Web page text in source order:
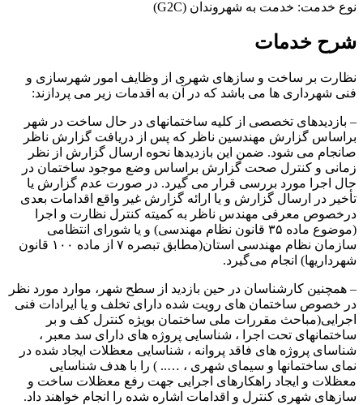
نوع خدمت: خدمت به شهروندان (G2C)
شرح خدمات
نظارت بر ساخت و سازهای شهری از وظایف امور شهرسازی و
فنی شهرداری ها می باشد که در آن به اقدمات زیر می پردازند:
– بازدیدهای تخصصی از کلیه ساختمانهای در حال ساخت در شهر
براساس گزارش مهندسین ناظر که پس از دریافت گزارش ناظر
صانجام می شود. ضمن این بازدیدها نحوه ارسال گزارش از نظر
زمانی و کنترل صحت گزارش براساس وضع موجود ساختمان در
حال اجرا مورد بررسی قرار می گیرد. در صورت عدم گزارش یا
تأخیر در ارسال گزارش و یا ارائه گزارش غیر واقع اقدامات بعدی
درخصوص معرفی مهندس ناظر به کمیته کنترل نظارت و اجرا
(موضوع ماده ۳۵ قانون نظام مهندسی) و یا شورای انتظامی
سازمان نظام مهندسی استان(مطابق تبصره ۷ از ماده ۱۰۰ قانون
شهرداریها) انجام می‌گیرد.
– همچنین کارشناسان در حین بازدید از سطح شهر، موارد مورد نظر
در خصوص ساختمان های رویت شده دارای تخلف و یا ایرادات فنی
اجرایی(مباحث مقررات ملی ساختمان بویژه کنترل کف و بر
ساختمانهای تحت اجرا ، شناسایی پروژه های دارای سد معبر ،
شناسای پروژه های فاقد پروانه ، شناسایی معظلات ایجاد شده در
نمای ساختمانها و سیمای شهری ، ….. ) را با هدف شناسایی
معظلات و ایجاد راهکارهای اجرایی جهت رفع معظلات ساخت و
سازهای شهری کنترل و اقدامات اشاره شده را انجام خواهند داد.